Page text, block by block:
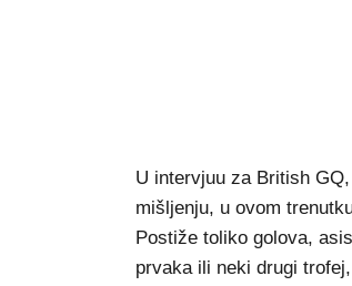
U intervjuu za British
mišljenju, u ovom
Postiže toliko golova,
prvaka ili neki drugi